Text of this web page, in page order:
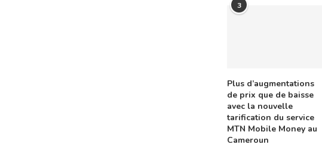
3
Plus d’augmentations
de prix que de baisse
avec la nouvelle
tarification du service
MTN Mobile Money au
Cameroun